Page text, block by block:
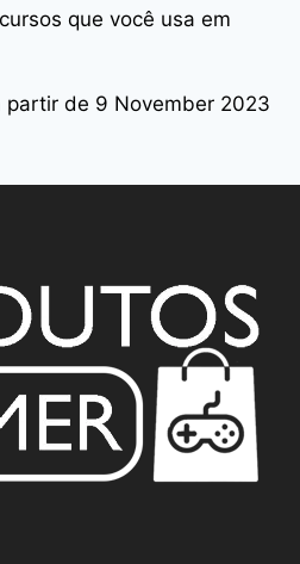
que você usa em
partir de 9 November 2023